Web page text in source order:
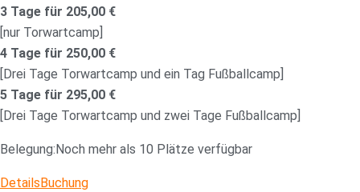
3 Tage für 205,00 €
[nur Torwartcamp]
4 Tage für 250,00 €
[Drei Tage Torwartcamp und ein Tag Fußballcamp]
5 Tage für 295,00 €
[Drei Tage Torwartcamp und zwei Tage Fußballcamp]
Belegung: Noch mehr als 10 Plätze verfügbar
Details Buchung